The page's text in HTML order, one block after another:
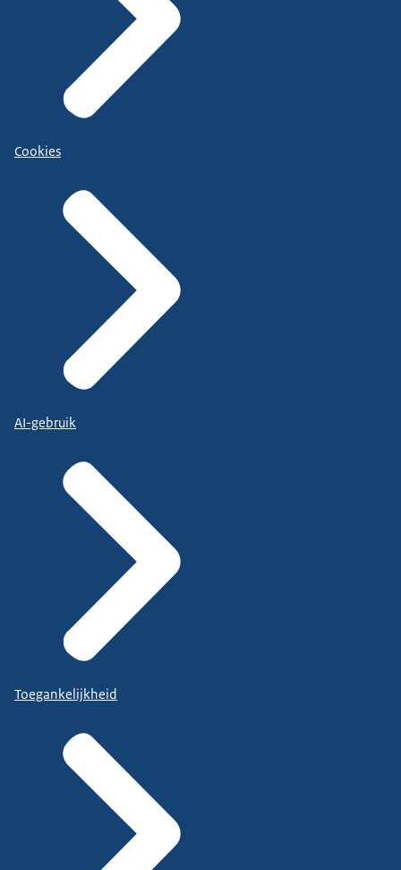
Cookies
AI-gebruik
Toegankelijkheid